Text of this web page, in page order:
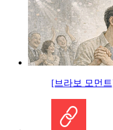
[브라보 모먼